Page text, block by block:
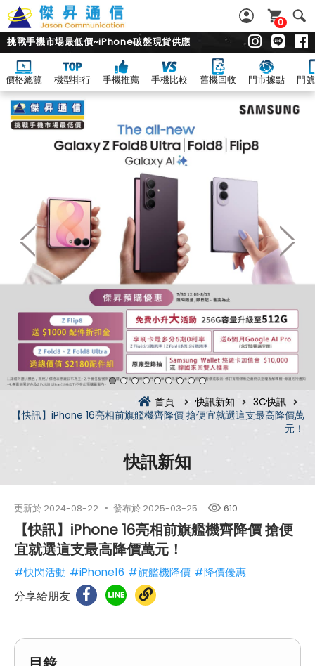
0
挑戰手機市場最低價~iPhone破盤現貨供應
價格總覽 機型排行 手機推薦 手機比較 舊機回收 門市據點 門
首頁 快訊新知
3C快訊
【快訊】iPhone 16亮相前旗艦機齊降價 搶便宜就選這支最高降價萬
元！
快訊新知
更新於 2024-08-22 發布於 2025-03-25 610
【快訊】iPhone 16亮相前旗艦機齊降價 搶便
宜就選這支最高降價萬元！
#快閃活動 #iPhone16 #旗艦機降價 #降價優惠
分享給朋友